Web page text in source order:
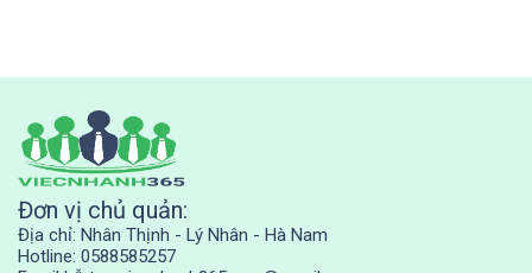
Đơn vị chủ quản:
Địa chỉ: Nhân Thịnh - Lý Nhân - Hà Nam
Hotline: 0588585257